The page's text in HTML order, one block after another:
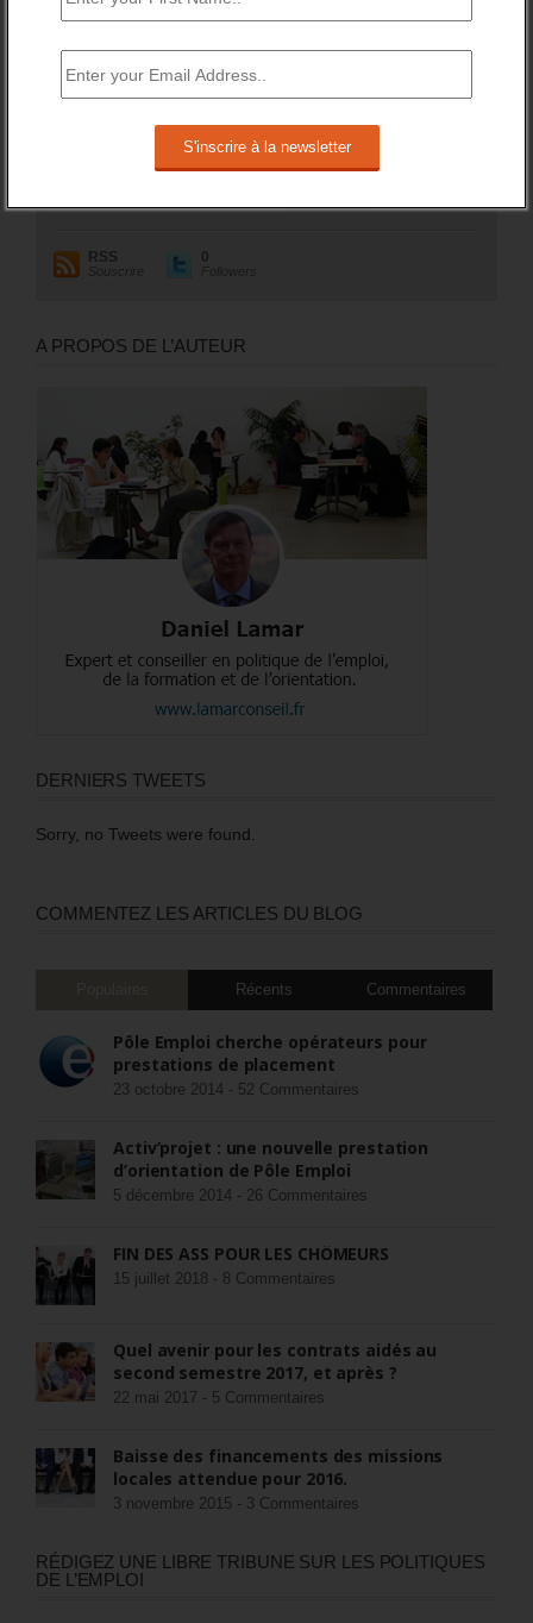
RESTEZ EN CONTACT
Recevez le meilleur de l'information et des débats sur l'emploi
sur votre boite mail.
RSS
Souscrire
0
Followers
A PROPOS DE L’AUTEUR
DERNIERS TWEETS
Sorry, no Tweets were found.
COMMENTEZ LES ARTICLES DU BLOG
Récents Commentaires
Pôle Emploi cherche opérateurs pour
prestations de placement
23 octobre 2014 - 52 Commentaires
Activ’projet : une nouvelle prestation
d’orientation de Pôle Emploi
5 décembre 2014 - 26 Commentaires
FIN DES ASS POUR LES CHÔMEURS
15 juillet 2018 - 8 Commentaires
Quel avenir pour les contrats aidés au
second semestre 2017, et après ?
22 mai 2017 - 5 Commentaires
Baisse des financements des missions
locales attendue pour 2016.
3 novembre 2015 - 3 Commentaires
RÉDIGEZ UNE LIBRE TRIBUNE SUR LES POLITIQUES
DE L’EMPLOI